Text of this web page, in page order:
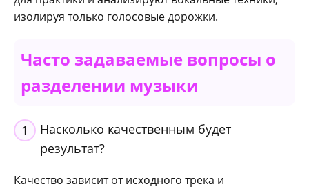
изолируя только голосовые дорожки.
Часто задаваемые вопросы о
разделении музыки
1
Насколько качественным будет
результат?
Качество зависит от исходного трека и